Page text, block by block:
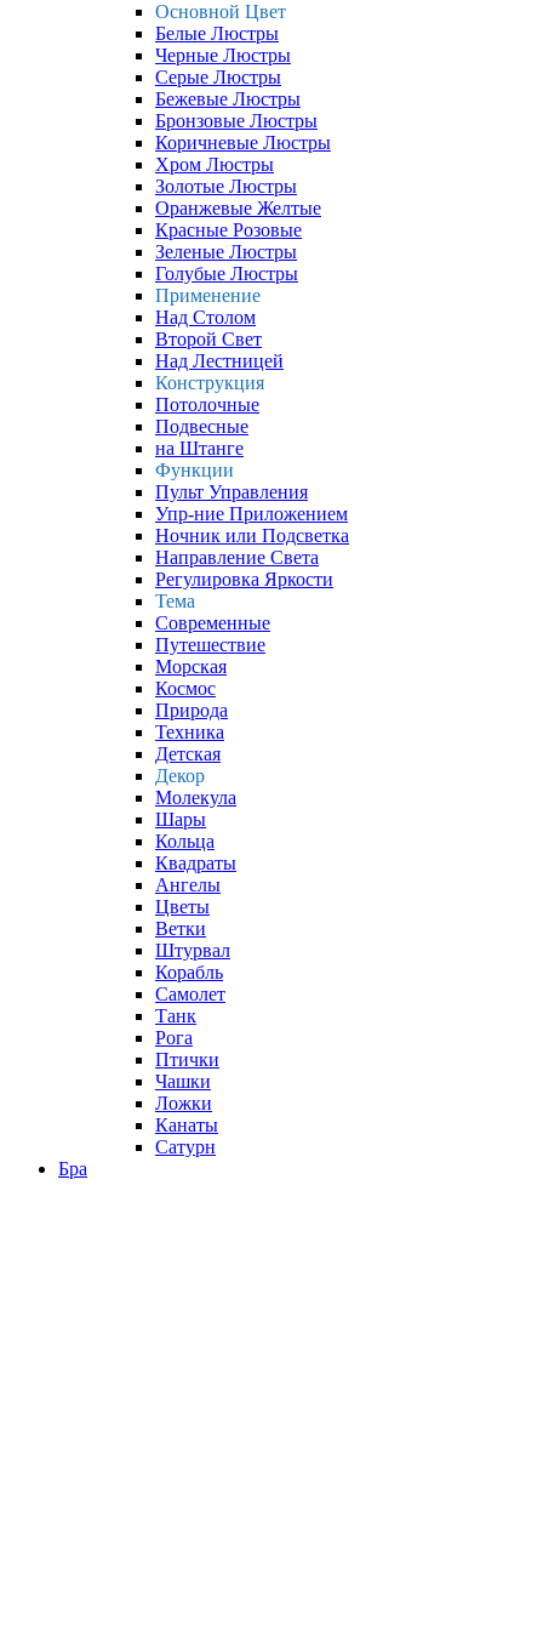
Основной Цвет
Белые Люстры
Черные Люстры
Серые Люстры
Бежевые Люстры
Бронзовые Люстры
Коричневые Люстры
Хром Люстры
Золотые Люстры
Оранжевые Желтые
Красные Розовые
Зеленые Люстры
Голубые Люстры
Применение
Над Столом
Второй Свет
Над Лестницей
Конструкция
Потолочные
Подвесные
на Штанге
Функции
Пульт Управления
Упр-ние Приложением
Ночник или Подсветка
Направление Света
Регулировка Яркости
Тема
Современные
Путешествие
Морская
Космос
Природа
Техника
Детская
Декор
Молекула
Шары
Кольца
Квадраты
Ангелы
Цветы
Ветки
Штурвал
Корабль
Самолет
Танк
Рога
Птички
Чашки
Ложки
Канаты
Сатурн
Бра